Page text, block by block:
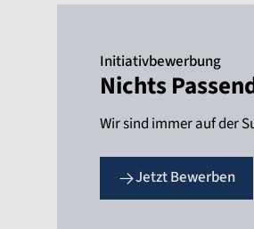
Initiativbewerbung
Nichts
Wir sind immer auf der
Jetzt Bewerben